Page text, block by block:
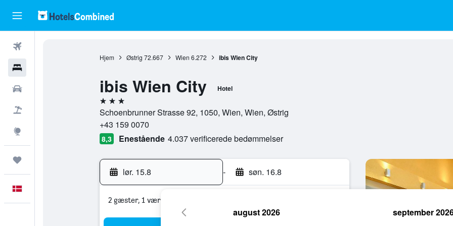
Hjem Østrig 72.667 Wien 6.272 ibis Wien City
ibis Wien City Hotel
3 stjerner
Schoenbrunner Strasse 92, 1050, Wien, Wien, Østrig
+43 159 0070
8,3 Enestående 4.037 verificerede bedømmelser
lør. 15.8 - søn. 16.8
2 gæster, 1 værelse
august 2026 september